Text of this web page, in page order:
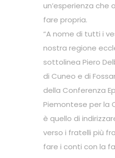
un’esperienza che
fare propria.
“A nome di tutti i
nostra regione
sottolinea Piero
di Cuneo e di
della Conferenza
Piemontese per la
è quello di
verso i fratelli più
fare i conti con la